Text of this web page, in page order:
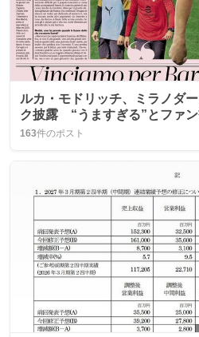
ルカ・モドリッチ、ミラノダ
ク披露 “うますぎる”とファ
163件のポスト